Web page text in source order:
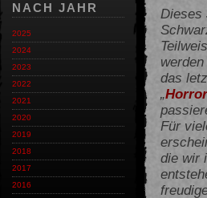
NACH JAHR
2025
2024
2023
2022
2021
2020
2019
2018
2017
2016
Dieses
das
„
Für
die wir